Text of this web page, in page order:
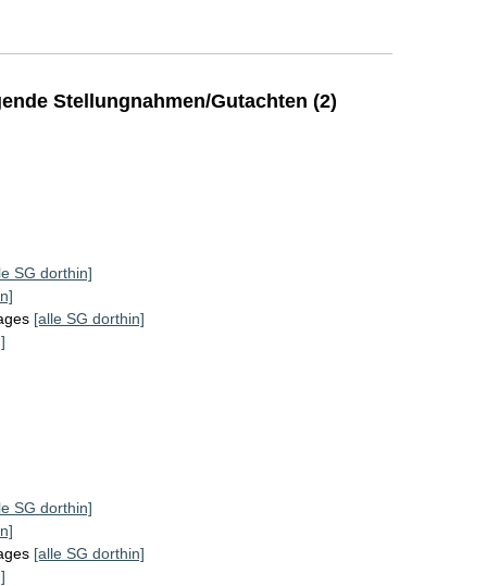
Stellungnahmen/Gutachten (2)
SG dorthin]
[alle SG dorthin]
SG dorthin]
[alle SG dorthin]